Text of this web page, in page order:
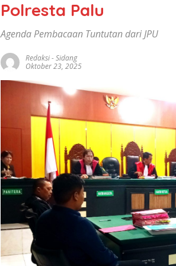
Polresta Palu
Agenda Pembacaan Tuntutan dari JPU
Redaksi-Sidang
Oktober 23, 2025